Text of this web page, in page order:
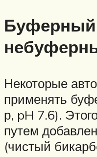
Некоторые
применять
р, pH 7.6).
путем
(чистый